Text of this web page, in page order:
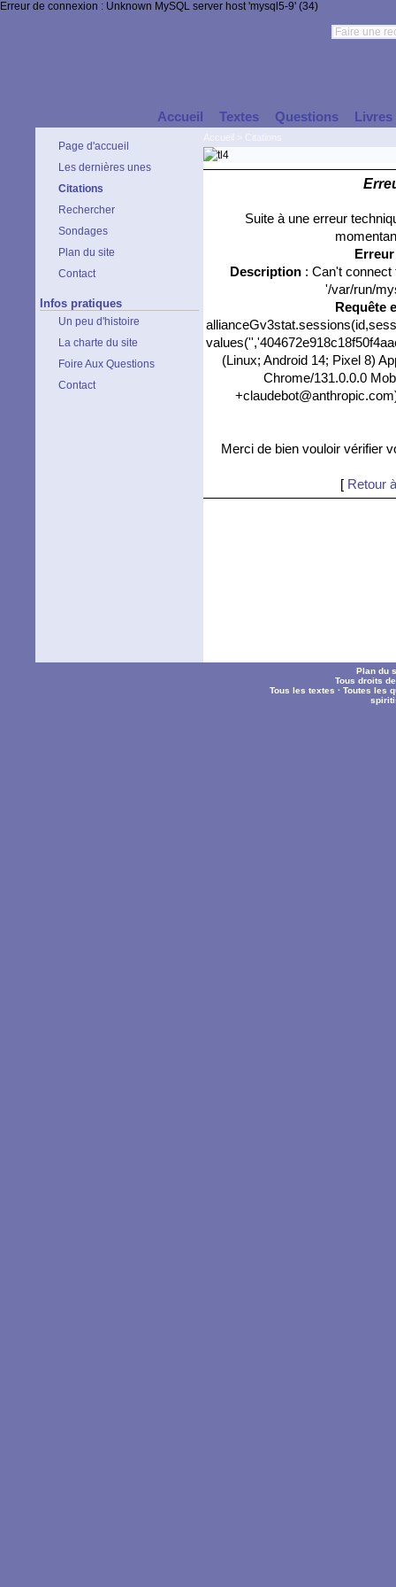
Erreur de connexion : Unknown MySQL server host 'mysql5-9' (34)
Accueil Textes Questions Livres
Page d'accueil
Les dernières unes
Citations
Rechercher
Sondages
Plan du site
Contact
Infos pratiques
Un peu d'histoire
La charte du site
Foire Aux Questions
Contact
Suite à une erreur
Description: Can't connect
'/var/run/
Requête
(Linux; Android 14; Pixel 8)
Chrome/131.0.0.0
Merci de bien vouloir vérifier
[ Retour
Plan du
Tous droits
Tous les textes ·Toutes les